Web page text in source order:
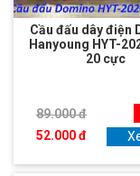
Cầu đấu dây điện
Hanyoung HYT-
20 cực
89.000 đ
52.000 đ